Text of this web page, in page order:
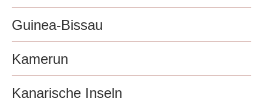
Guinea-Bissau
Kamerun
Kanarische Inseln